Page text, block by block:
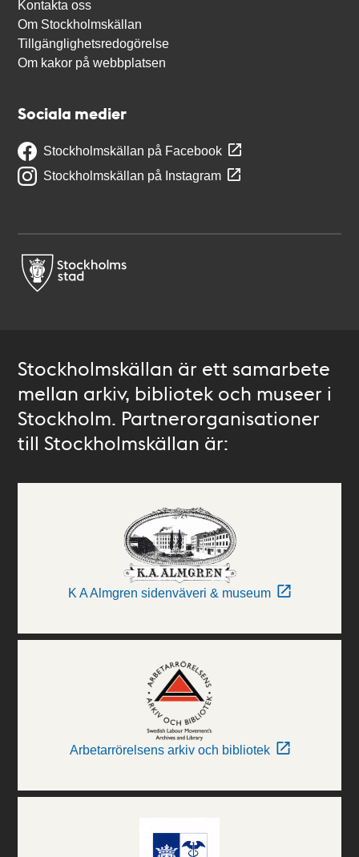
Kontakta oss
Om Stockholmskällan
Tillgänglighetsredogörelse
Om kakor på webbplatsen
Sociala medier
Stockholmskällan på Facebook
Stockholmskällan på Instagram
Stockholmskällan är ett samarbete
mellan arkiv, bibliotek och museer i
Stockholm. Partnerorganisationer
till Stockholmskällan är:
K A Almgren sidenväveri & museum
Arbetarrörelsens arkiv och bibliotek